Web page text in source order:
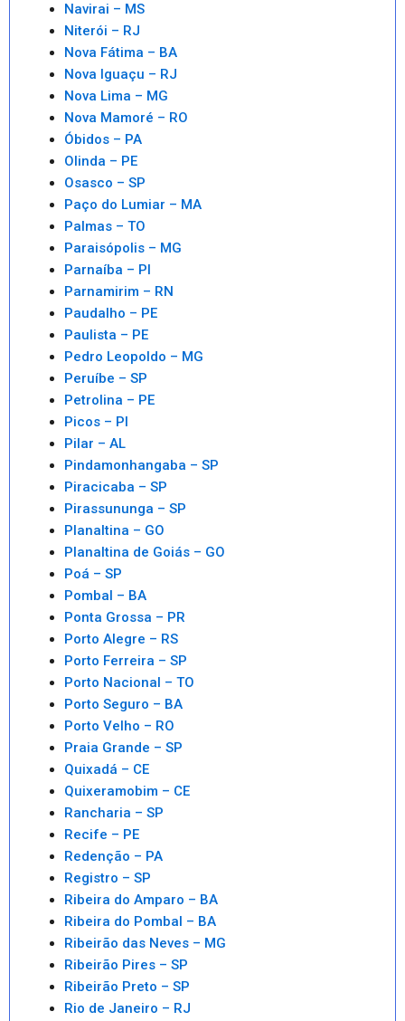
Navirai – MS
Niterói – RJ
Nova Fátima – BA
Nova Iguaçu – RJ
Nova Lima – MG
Nova Mamoré – RO
Óbidos – PA
Olinda – PE
Osasco – SP
Paço do Lumiar – MA
Palmas – TO
Paraisópolis – MG
Parnaíba – PI
Parnamirim – RN
Paudalho – PE
Paulista – PE
Pedro Leopoldo – MG
Peruíbe – SP
Petrolina – PE
Picos – PI
Pilar – AL
Pindamonhangaba – SP
Piracicaba – SP
Pirassununga – SP
Planaltina – GO
Planaltina de Goiás – GO
Poá – SP
Pombal – BA
Ponta Grossa – PR
Porto Alegre – RS
Porto Ferreira – SP
Porto Nacional – TO
Porto Seguro – BA
Porto Velho – RO
Praia Grande – SP
Quixadá – CE
Quixeramobim – CE
Rancharia – SP
Recife – PE
Redenção – PA
Registro – SP
Ribeira do Amparo – BA
Ribeira do Pombal – BA
Ribeirão das Neves – MG
Ribeirão Pires – SP
Ribeirão Preto – SP
Rio de Janeiro – RJ